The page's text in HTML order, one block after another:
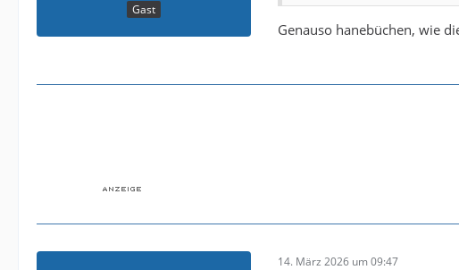
Gast
Genauso hanebüchen, wie
14. März 2026 um 09:47